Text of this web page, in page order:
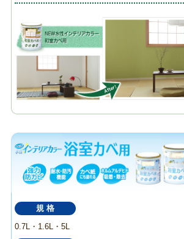
規 格
0.7L・1.6L・5L